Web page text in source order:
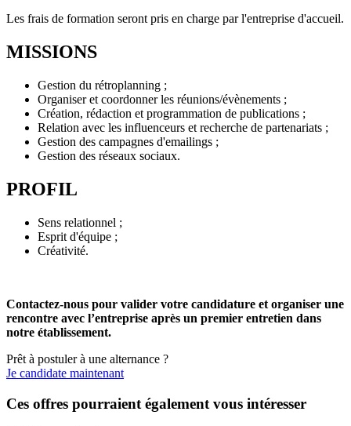
Les frais de formation seront pris en charge par l'entreprise d'accueil.
MISSIONS
Gestion du rétroplanning ;
Organiser et coordonner les réunions/évènements ;
Création, rédaction et programmation de publications ;
Relation avec les influenceurs et recherche de partenariats ;
Gestion des campagnes d'emailings ;
Gestion des réseaux sociaux.
PROFIL
Sens relationnel ;
Esprit d'équipe ;
Créativité.
Contactez-nous pour valider votre candidature et organiser une
rencontre avec l’entreprise après un premier entretien dans
notre établissement.
Prêt à postuler à une alternance ?
Je candidate maintenant
Ces offres pourraient également vous intéresser